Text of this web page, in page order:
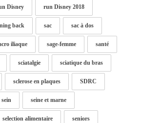
Disney run Disney 2018
back sac sac à dos
iliaque sage-femme santé
sciatalgie sciatique du bras
sclerose en plaques SDRC
sein seine et marne
selection alimentaire seniors